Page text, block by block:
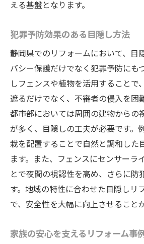
える基盤となります。
犯罪予防効果のある目隠し方法
静岡県でのリフォームにおいて、目
バシー保護だけでなく犯罪予防にも
しフェンスや植物を活用することで
遮るだけでなく、不審者の侵入を困
都市部においては周囲の建物からの
が多く、目隠しの工夫が必要です。
栽を配置することで自然と調和した
ます。また、フェンスにセンサーラ
とで夜間の視認性を高め、さらに防
す。地域の特性に合わせた目隠しリ
で、安全性を大幅に向上させること
家族の安心を支えるリフォーム事例